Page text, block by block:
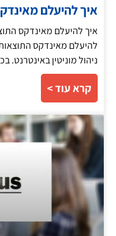
איך להיעלם
איך להיעלם מאינדקס
להיעלם מאינדקס
ניהול מוניטין באינטרנט.
קרא עוד >